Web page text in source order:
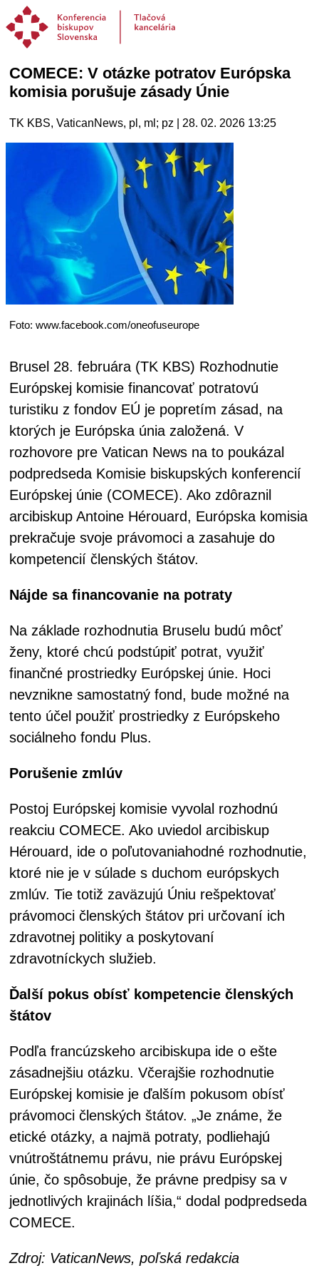
COMECE: V otázke potratov Európska
komisia porušuje zásady Únie
TK KBS, VaticanNews, pl, ml; pz | 28. 02. 2026 13:25
Foto: www.facebook.com/oneofuseurope
Brusel 28. februára (TK KBS) Rozhodnutie
Európskej komisie financovať potratovú
turistiku z fondov EÚ je popretím zásad, na
ktorých je Európska únia založená. V
rozhovore pre Vatican News na to poukázal
podpredseda Komisie biskupských konferencií
Európskej únie (COMECE). Ako zdôraznil
arcibiskup Antoine Hérouard, Európska komisia
prekračuje svoje právomoci a zasahuje do
kompetencií členských štátov.
Nájde sa financovanie na potraty
Na základe rozhodnutia Bruselu budú môcť
ženy, ktoré chcú podstúpiť potrat, využiť
finančné prostriedky Európskej únie. Hoci
nevznikne samostatný fond, bude možné na
tento účel použiť prostriedky z Európskeho
sociálneho fondu Plus.
Porušenie zmlúv
Postoj Európskej komisie vyvolal rozhodnú
reakciu COMECE. Ako uviedol arcibiskup
Hérouard, ide o poľutovaniahodné rozhodnutie,
ktoré nie je v súlade s duchom európskych
zmlúv. Tie totiž zaväzujú Úniu rešpektovať
právomoci členských štátov pri určovaní ich
zdravotnej politiky a poskytovaní
zdravotníckych služieb.
Ďalší pokus obísť kompetencie členských
štátov
Podľa francúzskeho arcibiskupa ide o ešte
zásadnejšiu otázku. Včerajšie rozhodnutie
Európskej komisie je ďalším pokusom obísť
právomoci členských štátov. „Je známe, že
etické otázky, a najmä potraty, podliehajú
vnútroštátnemu právu, nie právu Európskej
únie, čo spôsobuje, že právne predpisy sa v
jednotlivých krajinách líšia,“ dodal podpredseda
COMECE.
Zdroj: VaticanNews, poľská redakcia